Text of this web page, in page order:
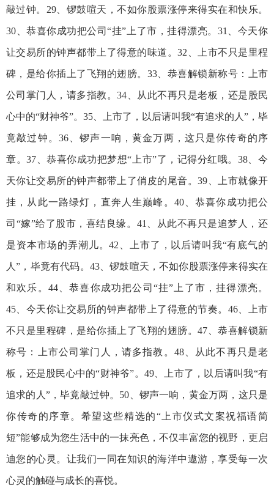
敲过钟。29、锣鼓喧天，不如你股票涨停来得实在和快乐。
30、恭喜你成功把公司“挂”上了市，挂得漂亮。31、今天你
让交易所的钟声都带上了得意的味道。32、上市不只是里程
碑，是给你插上了飞翔的翅膀。33、恭喜解锁新称号：上市
公司掌门人，请多指教。34、从此不再只是老板，还是股民
心中的“财神爷”。35、上市了，以后请叫我“有追求的人”，毕
竟敲过钟。36、锣声一响，黄金万两，这只是你传奇的序
章。37、恭喜你成功把梦想“上市”了，记得分红哦。38、今
天你让交易所的钟声都带上了俏皮的尾音。39、上市就像开
挂，从此一路绿灯，直奔人生巅峰。40、恭喜你成功把公
司“嫁”给了股市，喜结良缘。41、从此不再只是追梦人，还
是资本市场的弄潮儿。42、上市了，以后请叫我“有底气的
人”，毕竟有代码。43、锣鼓喧天，不如你股票涨停来得实在
和欢乐。44、恭喜你成功把公司“挂”上了市，挂得漂亮。
45、今天你让交易所的钟声都带上了得意的节奏。46、上市
不只是里程碑，是给你插上了飞翔的翅膀。47、恭喜解锁新
称号：上市公司掌门人，请多指教。48、从此不再只是老
板，还是股民心中的“财神爷”。49、上市了，以后请叫我“有
追求的人”，毕竟敲过钟。50、锣声一响，黄金万两，这只是
你传奇的序章。希望这些精选的“上市仪式文案祝福语简
短”能够成为您生活中的一抹亮色，不仅丰富您的视野，更启
迪您的心灵。让我们一同在知识的海洋中遨游，享受每一次
心灵的触碰与成长的喜悦。